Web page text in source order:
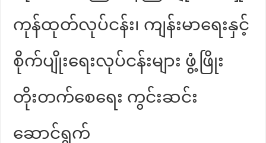
ကုန်ထုတ်လုပ်ငန်း၊ ကျန်းမာရေးနှင့်
စိုက်ပျိုးရေးလုပ်ငန်းများ ဖွံ့ဖြိုး
တိုးတက်စေရေး ကွင်းဆင်း
ဆောင်ရွက်